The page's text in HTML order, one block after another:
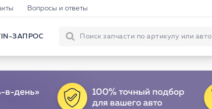
Вопросы и ответы
ЗАПРОС